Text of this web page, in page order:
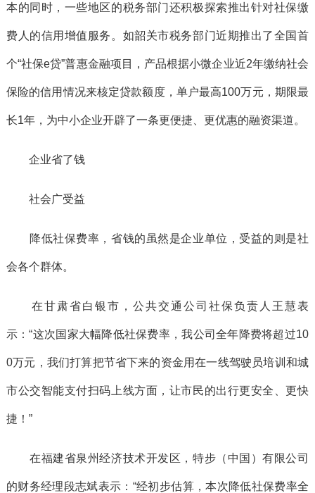
本的同时，一些地区的税务部门还积极探索推出针对社保缴
费人的信用增值服务。如韶关市税务部门近期推出了全国首
个“社保e贷”普惠金融项目，产品根据小微企业近2年缴纳社会
保险的信用情况来核定贷款额度，单户最高100万元，期限最
长1年，为中小企业开辟了一条更便捷、更优惠的融资渠道。
企业省了钱
社会广受益
降低社保费率，省钱的虽然是企业单位，受益的则是社
会各个群体。
在甘肃省白银市，公共交通公司社保负责人王慧表
示：“这次国家大幅降低社保费率，我公司全年降费将超过10
0万元，我们打算把节省下来的资金用在一线驾驶员培训和城
市公交智能支付扫码上线方面，让市民的出行更安全、更快
捷！”
在福建省泉州经济技术开发区，特步（中国）有限公司
的财务经理段志斌表示：“经初步估算，本次降低社保费率全